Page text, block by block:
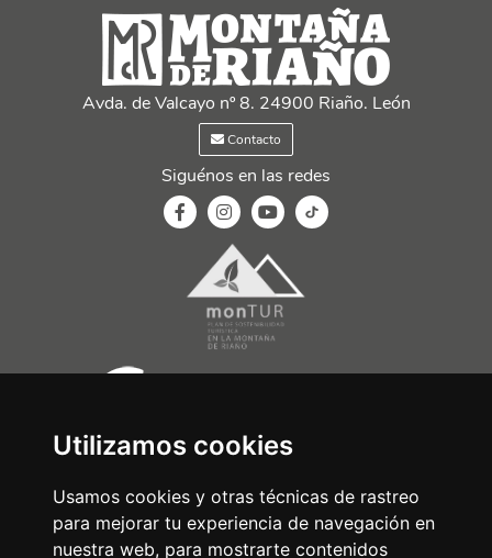
Utilizamos cookies
Usamos cookies y otras técnicas de rastreo
para mejorar tu experiencia de navegación en
nuestra web, para mostrarte contenidos
Avda. de Valcayo nº 8. 24900 Riaño. León
Contacto
Siguénos en las redes